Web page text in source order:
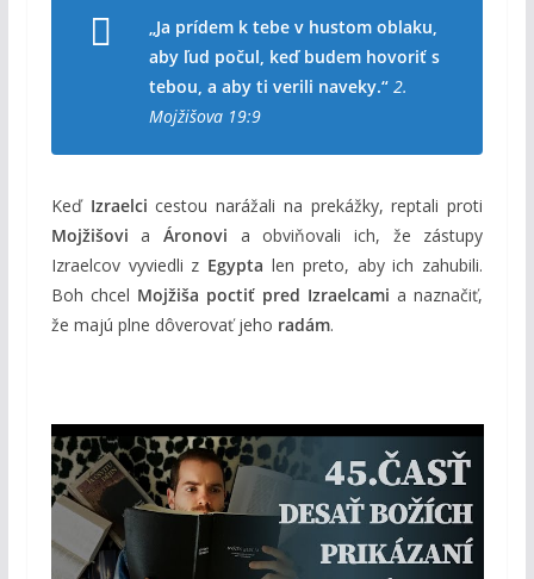
„Ja prídem k tebe v hustom oblaku,
aby ľud počul, keď budem hovoriť s
tebou, a aby ti verili naveky.“ 2.
Mojžišova 19:9
Keď Izraelci cestou narážali na prekážky, reptali proti
Mojžišovi aÁronovi a obviňovali ich, že zástupy
Izraelcov vyviedli z Egypta len preto, aby ich zahubili.
Boh chcel Mojžiša poctiť pred Izraelcami a naznačiť,
že majú plne dôverovať jeho radám.